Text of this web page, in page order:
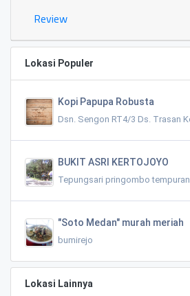
Review
Lokasi Populer
Kopi Papupa Robusta
Dsn. Sengon RT4/3 Ds. Trasan
BUKIT ASRI KERTOJOYO
Tepungsari pringombo tempuran
"Soto Medan" murah meriah
bumirejo
Lokasi Lainnya